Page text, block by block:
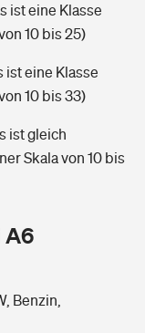
im Alter?
ist eine Klasse
10 bis 25)
ist eine Klasse
10 bis 33)
ist gleich
Skala von 10 bis
A6
Benzin,